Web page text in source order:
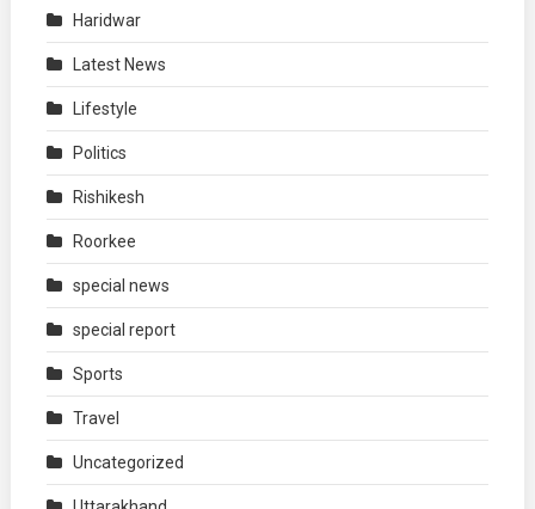
Haridwar
Latest News
Lifestyle
Politics
Rishikesh
Roorkee
special news
special report
Sports
Travel
Uncategorized